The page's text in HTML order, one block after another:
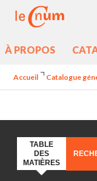
À PROPOS
Accueil Catalogue
TABLE
DES
MATIÈRES